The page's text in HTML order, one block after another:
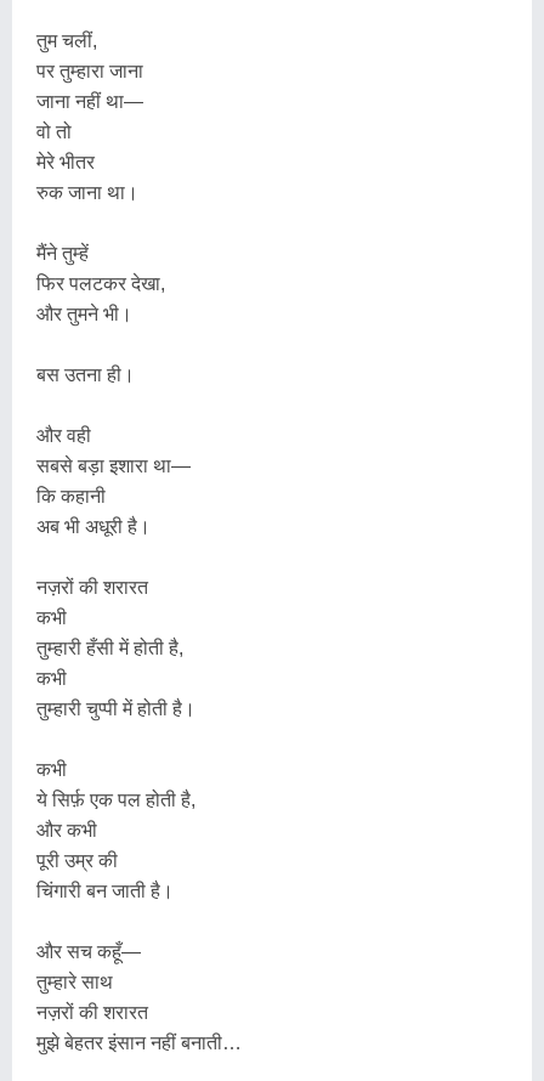
तुम चलीं,
पर तुम्हारा जाना
जाना नहीं था—
वो तो
मेरे भीतर
रुक जाना था।
मैंने तुम्हें
फिर पलटकर देखा,
और तुमने भी।
बस उतना ही।
और वही
सबसे बड़ा इशारा था—
कि कहानी
अब भी अधूरी है।
नज़रों की शरारत
कभी
तुम्हारी हँसी में होती है,
कभी
तुम्हारी चुप्पी में होती है।
कभी
ये सिर्फ़ एक पल होती है,
और कभी
पूरी उम्र की
चिंगारी बन जाती है।
और सच कहूँ—
तुम्हारे साथ
नज़रों की शरारत
मुझे बेहतर इंसान नहीं बनाती…